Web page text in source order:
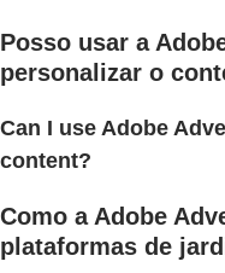
Posso usar a
personalizar o
Can I use Adobe
content?
Como a Adobe
plataformas de